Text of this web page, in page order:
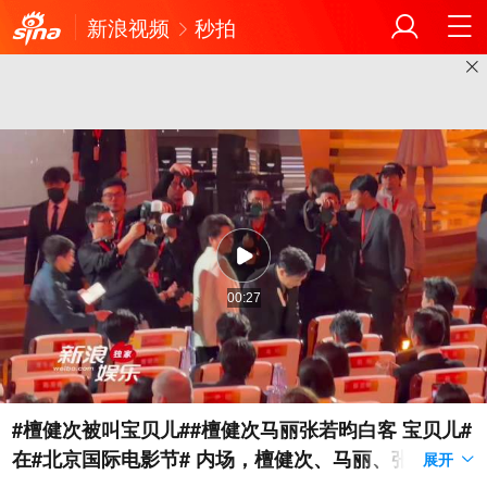
新浪视频 秒拍
00:27
#檀健次被叫宝贝儿##檀健次马丽张若昀白客 宝贝儿#
在#北京国际电影节# 内场，檀健次、马丽、张若昀、
展开